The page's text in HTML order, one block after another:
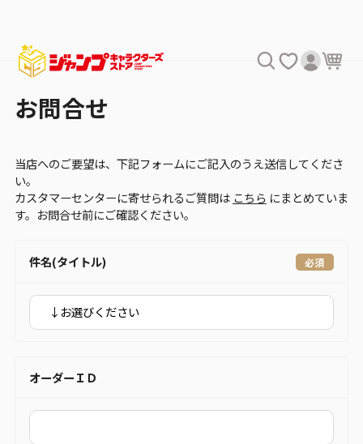
お問合せ
当店へのご要望は、下記フォームにご記入のうえ送信してくださ
い。
カスタマーセンターに寄せられるご質問は こちら にまとめていま
す。お問合せ前にご確認ください。
件名(タイトル)
オーダーＩＤ